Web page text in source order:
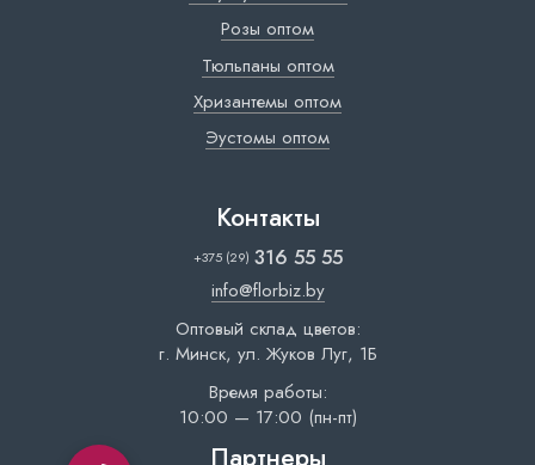
Розы оптом
Тюльпаны оптом
Хризантемы оптом
Эустомы оптом
Контакты
+375 (29) 316 55 55
info@florbiz.by
Оптовый склад цветов:
г. Минск, ул. Жуков Луг, 1Б
Время работы:
10:00 — 17:00 (пн-пт)
Партнеры